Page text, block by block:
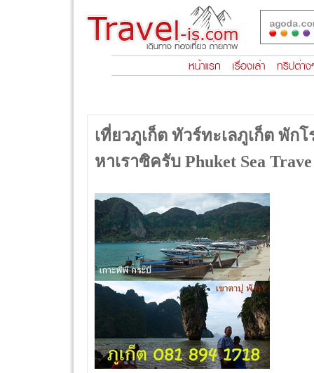
เที่ยวภูเก็ต ทัวร์ทะเลภูเก็ต พัก
หาเราซิครับ Phuket Sea Trave